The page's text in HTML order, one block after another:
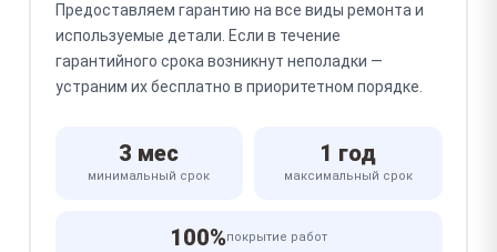
Предоставляем гарантию на все виды ремонта и
используемые детали. Если в течение
гарантийного срока возникнут неполадки —
устраним их бесплатно в приоритетном порядке.
3 мес
минимальный срок
1 год
максимальный срок
100%покрытие работ